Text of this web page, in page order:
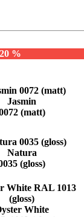
%
Jasmin
(matt)
Natura
(gloss)
White